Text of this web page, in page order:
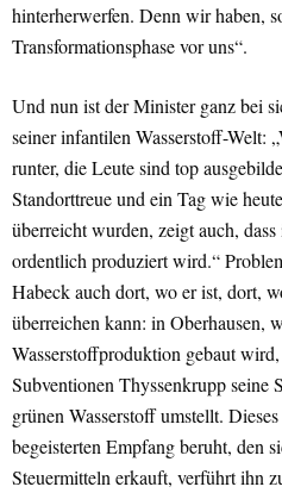
hinterherwerfen. Denn wir haben,
Transformationsphase vor uns“.
Und nun ist der Minister ganz bei
seiner infantilen Wasserstoff-Welt:
runter, die Leute sind top
Standorttreue und ein Tag wie
überreicht wurden, zeigt auch,
ordentlich produziert wird.“
Habeck auch dort, wo er ist, dort,
überreichen kann: in Oberhausen,
Wasserstoffproduktion gebaut
Subventionen Thyssenkrupp seine
grünen Wasserstoff umstellt.
begeisterten Empfang beruht, den
Steuermitteln erkauft, verführt ihn